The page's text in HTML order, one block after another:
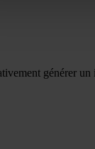
générer